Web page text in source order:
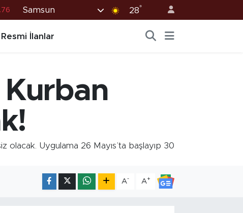
Samsun 28°
Resmi İlanlar
Kurban
Uygulama 26 Mayıs’ta başlayıp 30
A- A+